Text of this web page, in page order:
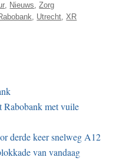
, Nieuws,Zorg
, Utrecht,XR
Rabobank met vuile
derde keer snelweg A12
van vandaag